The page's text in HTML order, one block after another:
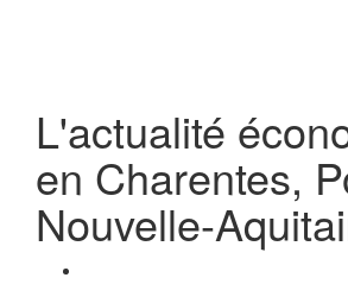
L'actualité
en Charentes,
Nouvelle-